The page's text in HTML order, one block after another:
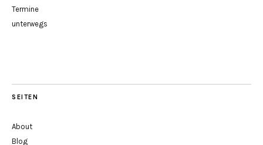
Termine
unterwegs
SEITEN
About
Blog